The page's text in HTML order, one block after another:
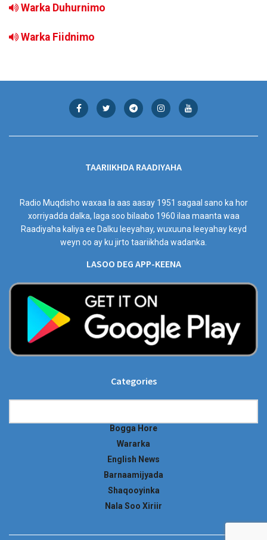
Warka Duhurnimo
Warka Fiidnimo
TAARIIKHDA RAADIYAHA
Radio Muqdisho waxaa la aas aasay 1951 sagaal sano ka hor
xorriyadda dalka, laga soo bilaabo 1960 ilaa maanta waa
Raadiyaha kaliya ee Dalku leeyahay, wuxuuna leeyahay keyd
weyn oo ay ku jirto taariikhda wadanka.
LASOO DEG APP-KEENA
Categories
Bogga Hore
Wararka
English News
Barnaamijyada
Shaqooyinka
Nala Soo Xiriir